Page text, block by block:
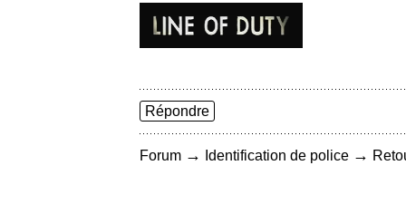
Répondre
Forum → Identification de police →